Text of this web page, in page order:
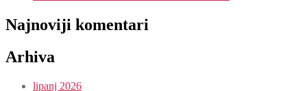
Najnoviji komentari
Arhiva
lipanj 2026